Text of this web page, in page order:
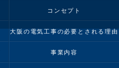
コンセプト
大阪の電気工事の必要とされる理由
事業内容